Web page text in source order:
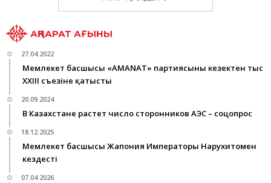
АҚПАРАТ АҒЫНЫ
27.04.2022
Мемлекет басшысы «AMANAT» партиясының кезектен тыс
XXIII съезіне қатысты
20.09.2024
В Казахстане растет число сторонников АЭС – соцопрос
18.12.2025
Мемлекет басшысы Жапония Императоры Нарухитомен
кездесті
07.04.2026